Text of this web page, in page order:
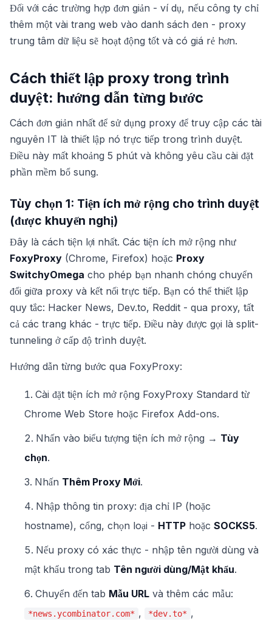
Đối với các trường hợp đơn giản - ví dụ, nếu công ty chỉ
thêm một vài trang web vào danh sách đen - proxy
trung tâm dữ liệu sẽ hoạt động tốt và có giá rẻ hơn.
Cách thiết lập proxy trong trình
duyệt: hướng dẫn từng bước
Cách đơn giản nhất để sử dụng proxy để truy cập các tài
nguyên IT là thiết lập nó trực tiếp trong trình duyệt.
Điều này mất khoảng 5 phút và không yêu cầu cài đặt
phần mềm bổ sung.
Tùy chọn 1: Tiện ích mở rộng cho trình duyệt
(được khuyến nghị)
Đây là cách tiện lợi nhất. Các tiện ích mở rộng như
FoxyProxy (Chrome, Firefox) hoặc Proxy
SwitchyOmega cho phép bạn nhanh chóng chuyển
đổi giữa proxy và kết nối trực tiếp. Bạn có thể thiết lập
quy tắc: Hacker News, Dev.to, Reddit - qua proxy, tất
cả các trang khác - trực tiếp. Điều này được gọi là split-
tunneling ở cấp độ trình duyệt.
Hướng dẫn từng bước qua FoxyProxy:
Cài đặt tiện ích mở rộng FoxyProxy Standard từ
Chrome Web Store hoặc Firefox Add-ons.
Nhấn vào biểu tượng tiện ích mở rộng → Tùy
chọn.
Nhấn Thêm Proxy Mới.
Nhập thông tin proxy: địa chỉ IP (hoặc
hostname), cổng, chọn loại - HTTP hoặc SOCKS5.
Nếu proxy có xác thực - nhập tên người dùng và
mật khẩu trong tab Tên người dùng/Mật khẩu.
Chuyển đến tab Mẫu URL và thêm các mẫu:
*news.ycombinator.com* , *dev.to* ,